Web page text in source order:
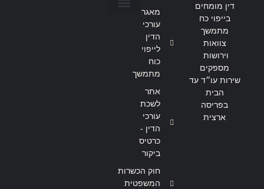
דין מומחים
בייפוי כח
מתמשך
צוואות
וירושות
מספקים
שירות עו״ד עד
הבית
בפריסה
ארצית
מאגר
עורכי
הדין
לייפוי
כוח
מתמשך
אתר
לשכת
עורכי
הדין -
כרטיס
ביקור
חוק הכשרות
המשפטית